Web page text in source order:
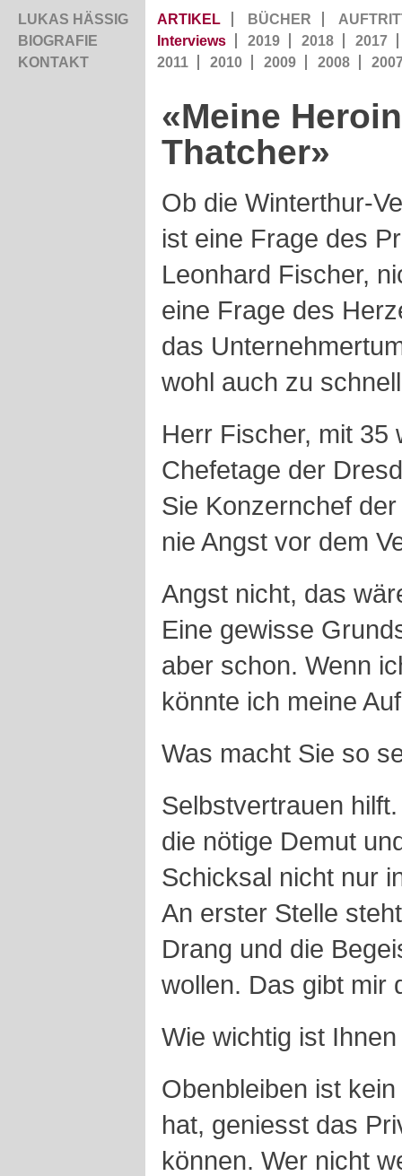
LUKAS HÄSSIG
BIOGRAFIE
KONTAKT
ARTIKEL BÜCHER
Interviews
2019 2018
2017
2011
2010 2009 2008
«Meine
Thatcher»
Ob die Winterthur-
ist eine Frage des
Leonhard Fischer,
eine Frage des
das
wohl auch zu
Herr Fischer, mit 35
Chefetage der
Sie Konzernchef
nie Angst vor dem
Angst nicht, das
Eine gewisse
aber schon. Wenn
könnte ich meine
Was macht Sie so
Selbstvertrauen
die nötige Demut
Schicksal nicht nur
An erster Stelle
Drang und die
wollen. Das gibt mir
Wie wichtig ist
Obenbleiben ist
hat, geniesst das
können. Wer nicht